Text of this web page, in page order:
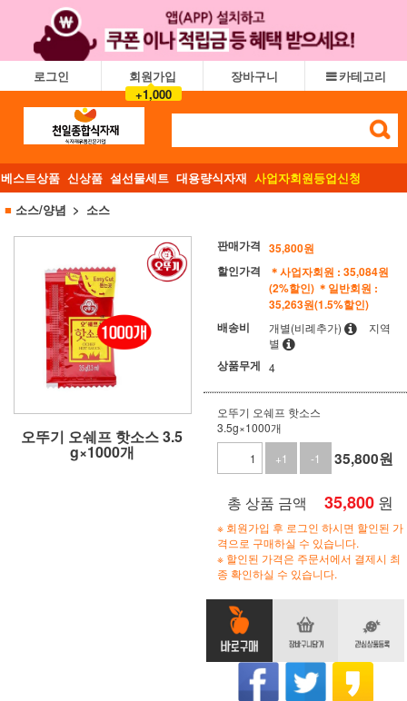
로그인
회원가입
+1,000
장바구니 카테고리
베스트상품 신상품 설선물세트 대용량식자재 사업자회원등업신청
■ 소스/양념 소스
오뚜기 오쉐프 핫소스 3.5
g×1000개
판매가격 35,800원
할인가격
＊사업자회원 : 35,084원
(2%할인) ＊일반회원 :
35,263원(1.5%할인)
배송비
개별(비례추가)
지역
별
상품무게 4
오뚜기 오쉐프 핫소스
3.5g×1000개
+1
-1 35,800원
총 상품 금액 35,800 원
※ 회원가입 후 로그인 하시면 할인된 가
격으로 구매하실 수 있습니다.
※ 할인된 가격은 주문서에서 결제시 최
종 확인하실 수 있습니다.